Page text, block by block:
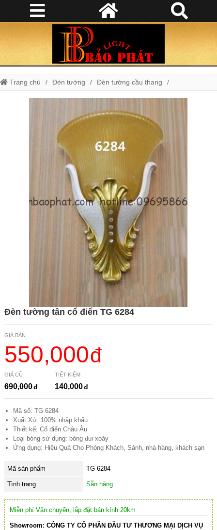
Trang chủ Đèn tường Đèn tường cầu thang
Đèn Tường Cổ Điển Đèn Tường Trang Trí Phòng Khách
Đèn tường tân cổ điển TG 6284
Đèn tường tân cổ điển TG 6284
GIÁ BÁN
550,000
GIÁ CŨ
690,000
TIẾT KIỆM
140,000
Mã số: TG 6284
Xuất Xứ: 100% nhập khẩu.
Thiết kế: Cổ điển Châu Âu
Loại bóng sử dụng: bóng đui xoáy
Ứng dụng: Hiệu Quả Cho Phòng Khách, Sảnh, nhà hàng, khách sạn
Mã sản phẩm TG 6284
Tình trạng Sẵn hàng
Miễn phí Vận chuyển, lắp đặt bán kính 20km
Showroom: CÔNG TY CỔ PHẦN ĐẦU TƯ THƯƠNG MẠI DỊCH VỤ